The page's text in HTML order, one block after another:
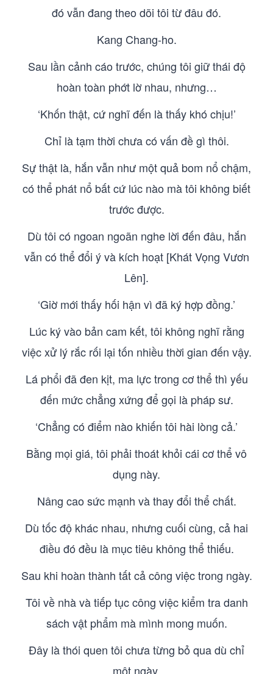
đó vẫn đang theo dõi tôi từ đâu đó.
Kang Chang-ho.
Sau lần cảnh cáo trước, chúng tôi giữ thái độ
hoàn toàn phớt lờ nhau, nhưng…
‘Khốn thật, cứ nghĩ đến là thấy khó chịu!’
Chỉ là tạm thời chưa có vấn đề gì thôi.
Sự thật là, hắn vẫn như một quả bom nổ chậm,
có thể phát nổ bất cứ lúc nào mà tôi không biết
trước được.
Dù tôi có ngoan ngoãn nghe lời đến đâu, hắn
vẫn có thể đổi ý và kích hoạt [Khát Vọng Vươn
Lên].
‘Giờ mới thấy hối hận vì đã ký hợp đồng.’
Lúc ký vào bản cam kết, tôi không nghĩ rằng
việc xử lý rắc rối lại tốn nhiều thời gian đến vậy.
Lá phổi đã đen kịt, ma lực trong cơ thể thì yếu
đến mức chẳng xứng để gọi là pháp sư.
‘Chẳng có điểm nào khiến tôi hài lòng cả.’
Bằng mọi giá, tôi phải thoát khỏi cái cơ thể vô
dụng này.
Nâng cao sức mạnh và thay đổi thể chất.
Dù tốc độ khác nhau, nhưng cuối cùng, cả hai
điều đó đều là mục tiêu không thể thiếu.
Sau khi hoàn thành tất cả công việc trong ngày.
Tôi về nhà và tiếp tục công việc kiểm tra danh
sách vật phẩm mà mình mong muốn.
Đây là thói quen tôi chưa từng bỏ qua dù chỉ
một ngày.